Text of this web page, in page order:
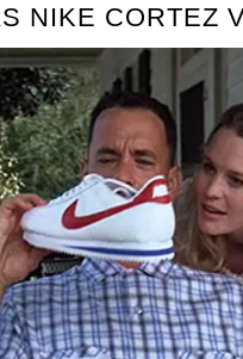
NIKE CORTEZ